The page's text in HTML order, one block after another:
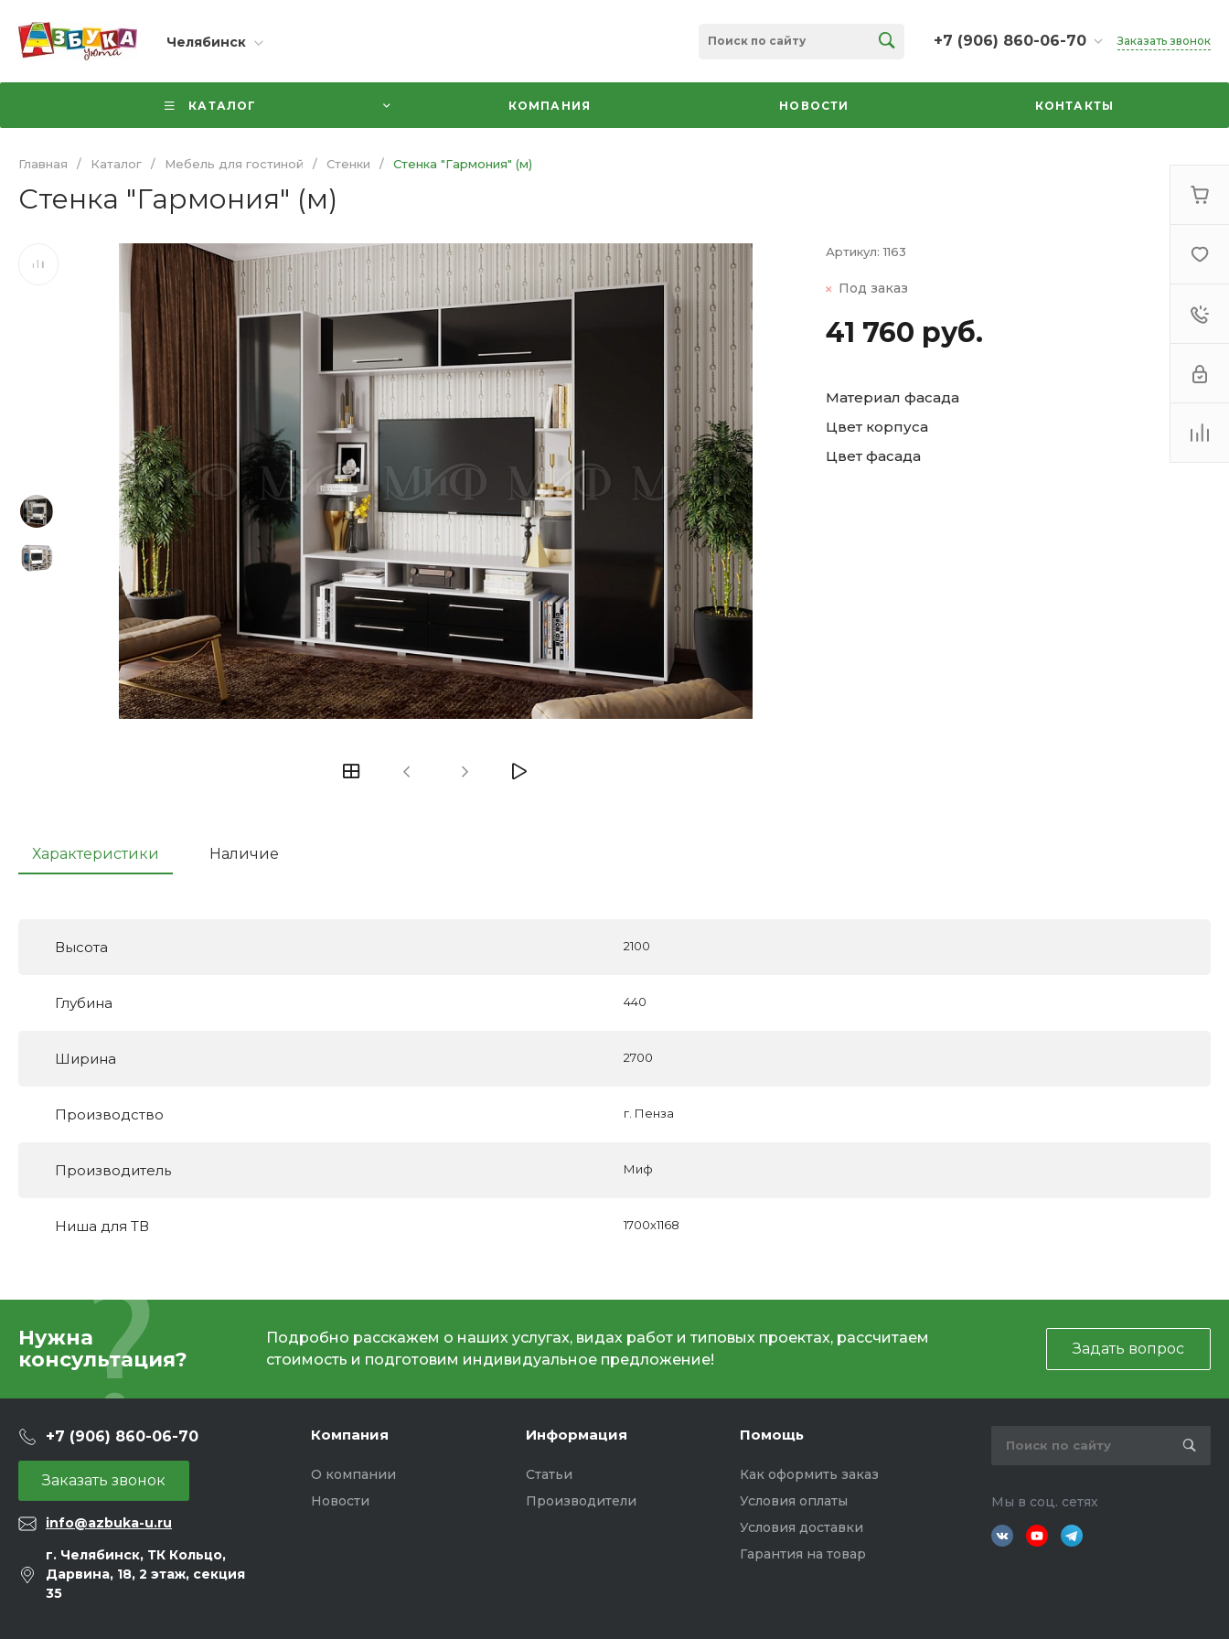
Челябинск +7 (906) 860-06-70
+7 (906) 860-06-70
г. Челябинск, ТК Кольцо,
секция 35
Заказать звонок
КАТАЛОГ КОМПАНИЯ НОВОСТИ КОНТАКТЫ
Главная / Каталог / Мебель для гостиной / Стенки / Стенка "Гармония" (м)
Стенка "Гармония" (м)
Артикул:1163
Под заказ
41 760 руб.
Материал фасада
Цвет корпуса
Цвет фасада
Характеристики Наличие
Высота 2100
Глубина 440
Ширина 2700
Производство г. Пенза
Производитель Миф
Ниша для ТВ 1700х1168
Нужна
консультация?
Подробно расскажем о наших услугах, видах работ и типовых проектах, рассчитаем
стоимость и подготовим индивидуальное предложение!
Задать вопрос
+7 (906) 860-06-70
Заказать звонок
info@azbuka-u.ru
г. Челябинск, ТК Кольцо,
Дарвина, 18, 2 этаж, секция
35
Компания
О компании
Новости
Информация
Статьи
Производители
Помощь
Как оформить заказ
Условия оплаты
Условия доставки
Гарантия на товар
Мы в соц. сетях